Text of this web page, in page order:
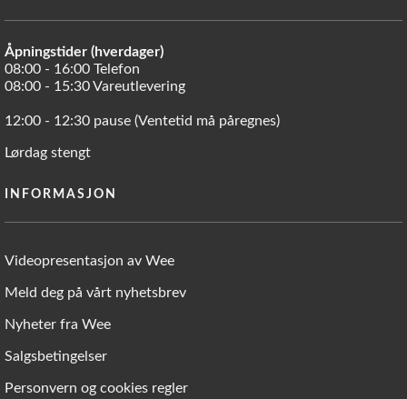
Åpningstider (hverdager)
08:00 - 16:00 Telefon
08:00 - 15:30 Vareutlevering
12:00 - 12:30 pause (Ventetid må påregnes)
Lørdag stengt
INFORMASJON
Videopresentasjon av Wee
Meld deg på vårt nyhetsbrev
Nyheter fra Wee
Salgsbetingelser
Personvern og cookies regler